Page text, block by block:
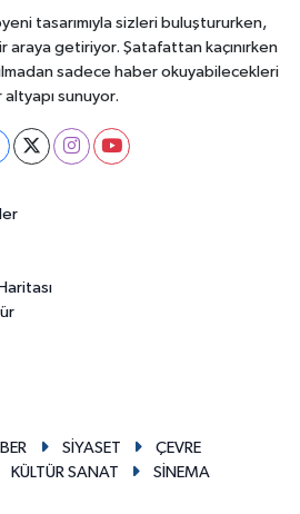
tasarımıyla sizleri buluştururken,
araya getiriyor. Şatafattan kaçınırken
sadece haber okuyabilecekleri
altyapı sunuyor.
SİYASET
ÇEVRE
KÜLTÜR SANAT
SİNEMA